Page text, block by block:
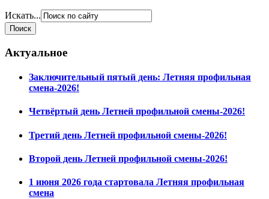
Искать...
Актуальное
Заключительный пятый день: Летняя профильная
смена-2026!
Четвёртый день Летней профильной смены-2026!
Третий день Летней профильной смены-2026!
Второй день Летней профильной смены-2026!
1 июня 2026 года стартовала Летняя профильная
смена